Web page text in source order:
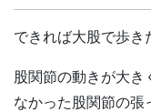
できれば大股で歩き
股関節の動きが大
なかった股関節の張